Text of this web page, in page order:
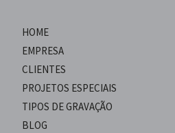
HOME
EMPRESA
CLIENTES
PROJETOS ESPECIAIS
TIPOS DE GRAVAÇÃO
BLOG